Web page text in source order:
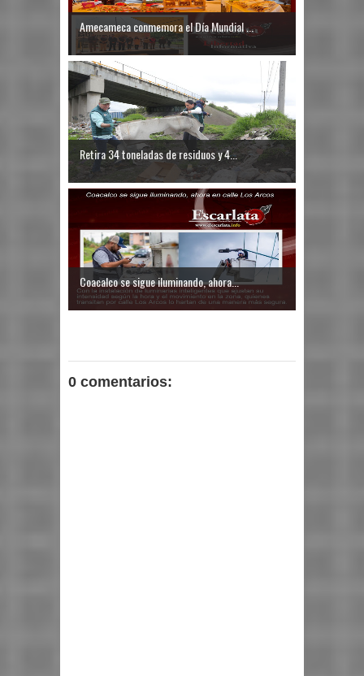
Amecameca conmemora el Día Mundial ...
Retira 34 toneladas de residuos y 4...
Coacalco se sigue iluminando, ahora...
0 comentarios: